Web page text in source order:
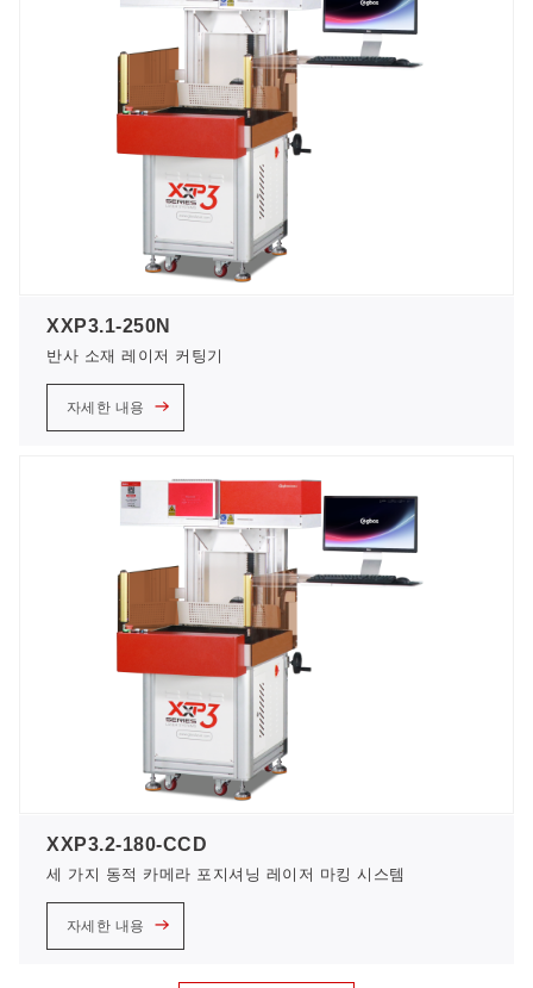
XXP3.1-250N
반사 소재 레이저 커팅기
자세한 내용
XXP3.2-180-CCD
세 가지 동적 카메라 포지셔닝 레이저 마킹 시스템
자세한 내용